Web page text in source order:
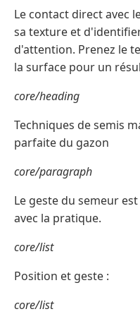
Le contact direct avec
sa texture et
d'attention. Prenez le
la surface pour un
core/heading
Techniques de semis
parfaite du gazon
core/paragraph
Le geste du semeur
avec la pratique.
core/list
Position et geste :
core/list